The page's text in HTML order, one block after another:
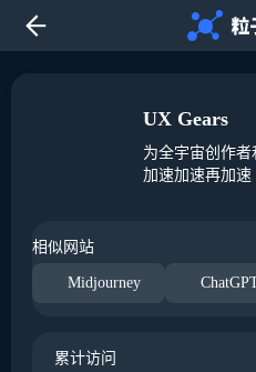
UX Gears
为全宇宙创作者
加速加速再加速
相似网站
Midjourney
累计访问